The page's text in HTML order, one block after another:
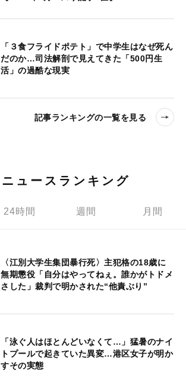
「３食フライドポテト」で中学生はなぜ死ん
だのか…司法解剖で見えてきた「500円生
活」の過酷な現実
記事ランキングの一覧を見る
ニュースランキング
24時間 週間 月間
〈江別大学生集団暴行死〉主犯格の18歳に
無期懲役「自分はやってねぇ。誰かがトドメ
さした」裁判で明かされた“他責ぶり”
「泳ぐ人はほとんどいなくて…」猛暑のナイ
トプールで起きていた異変…港区女子が明か
すその実態